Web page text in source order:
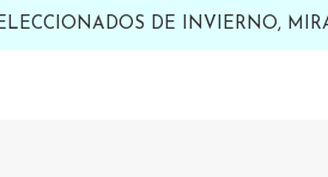
DE INVIERNO,